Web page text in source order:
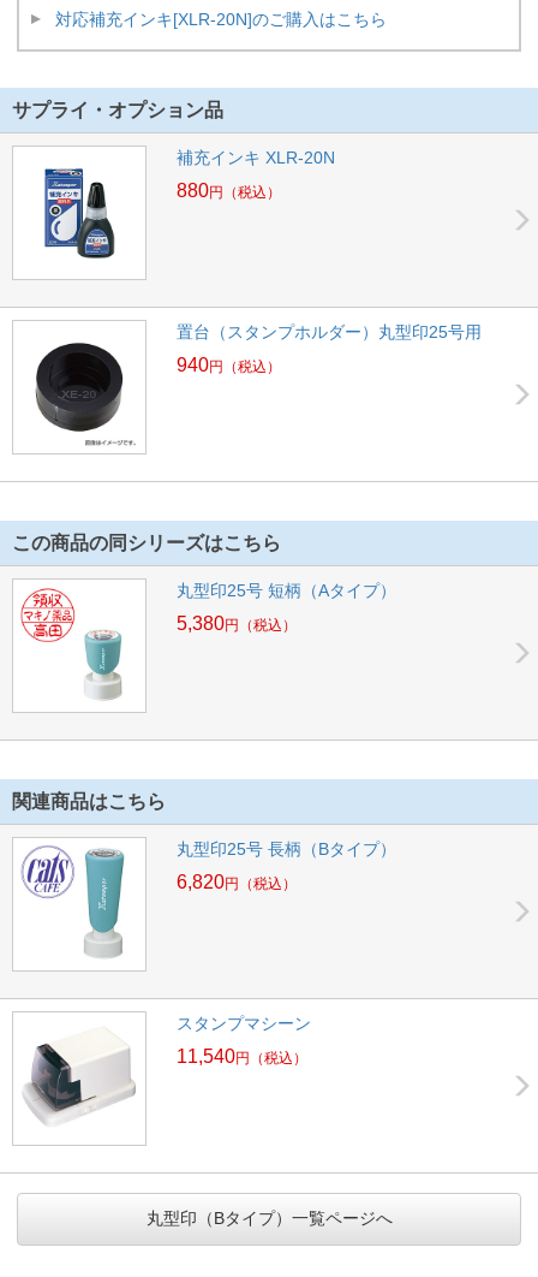
対応補充インキ[XLR-20N]のご購入はこちら
サプライ・オプション品
補充インキ XLR-20N
880円 （税込）
置台（スタンプホルダー）丸型印25号用
940円 （税込）
この商品の同シリーズはこちら
丸型印25号 短柄（Aタイプ）
5,380円 （税込）
関連商品はこちら
丸型印25号 長柄（Bタイプ）
6,820円 （税込）
スタンプマシーン
11,540円 （税込）
丸型印（Bタイプ）一覧ページへ